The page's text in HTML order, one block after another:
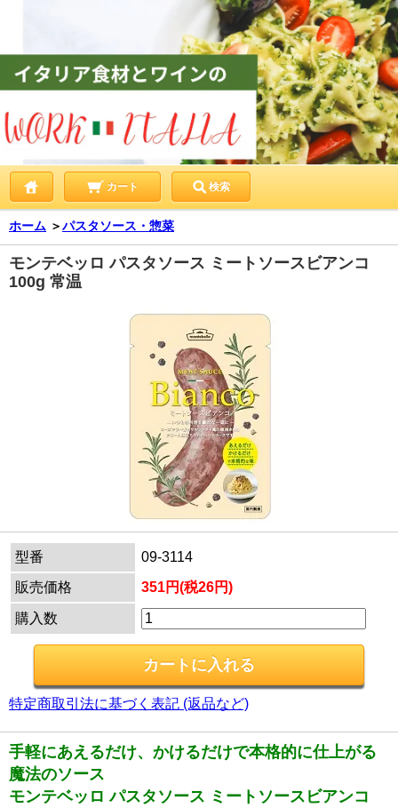
カート 検索
ホーム ＞パスタソース・惣菜
モンテベッロ パスタソース ミートソースビアンコ
100g 常温
型番
09-3114
販売価格
351円(税26円)
購入数
特定商取引法に基づく表記 (返品など)
手軽にあえるだけ、かけるだけで本格的に仕上がる
魔法のソース
モンテベッロ パスタソース ミートソースビアンコ